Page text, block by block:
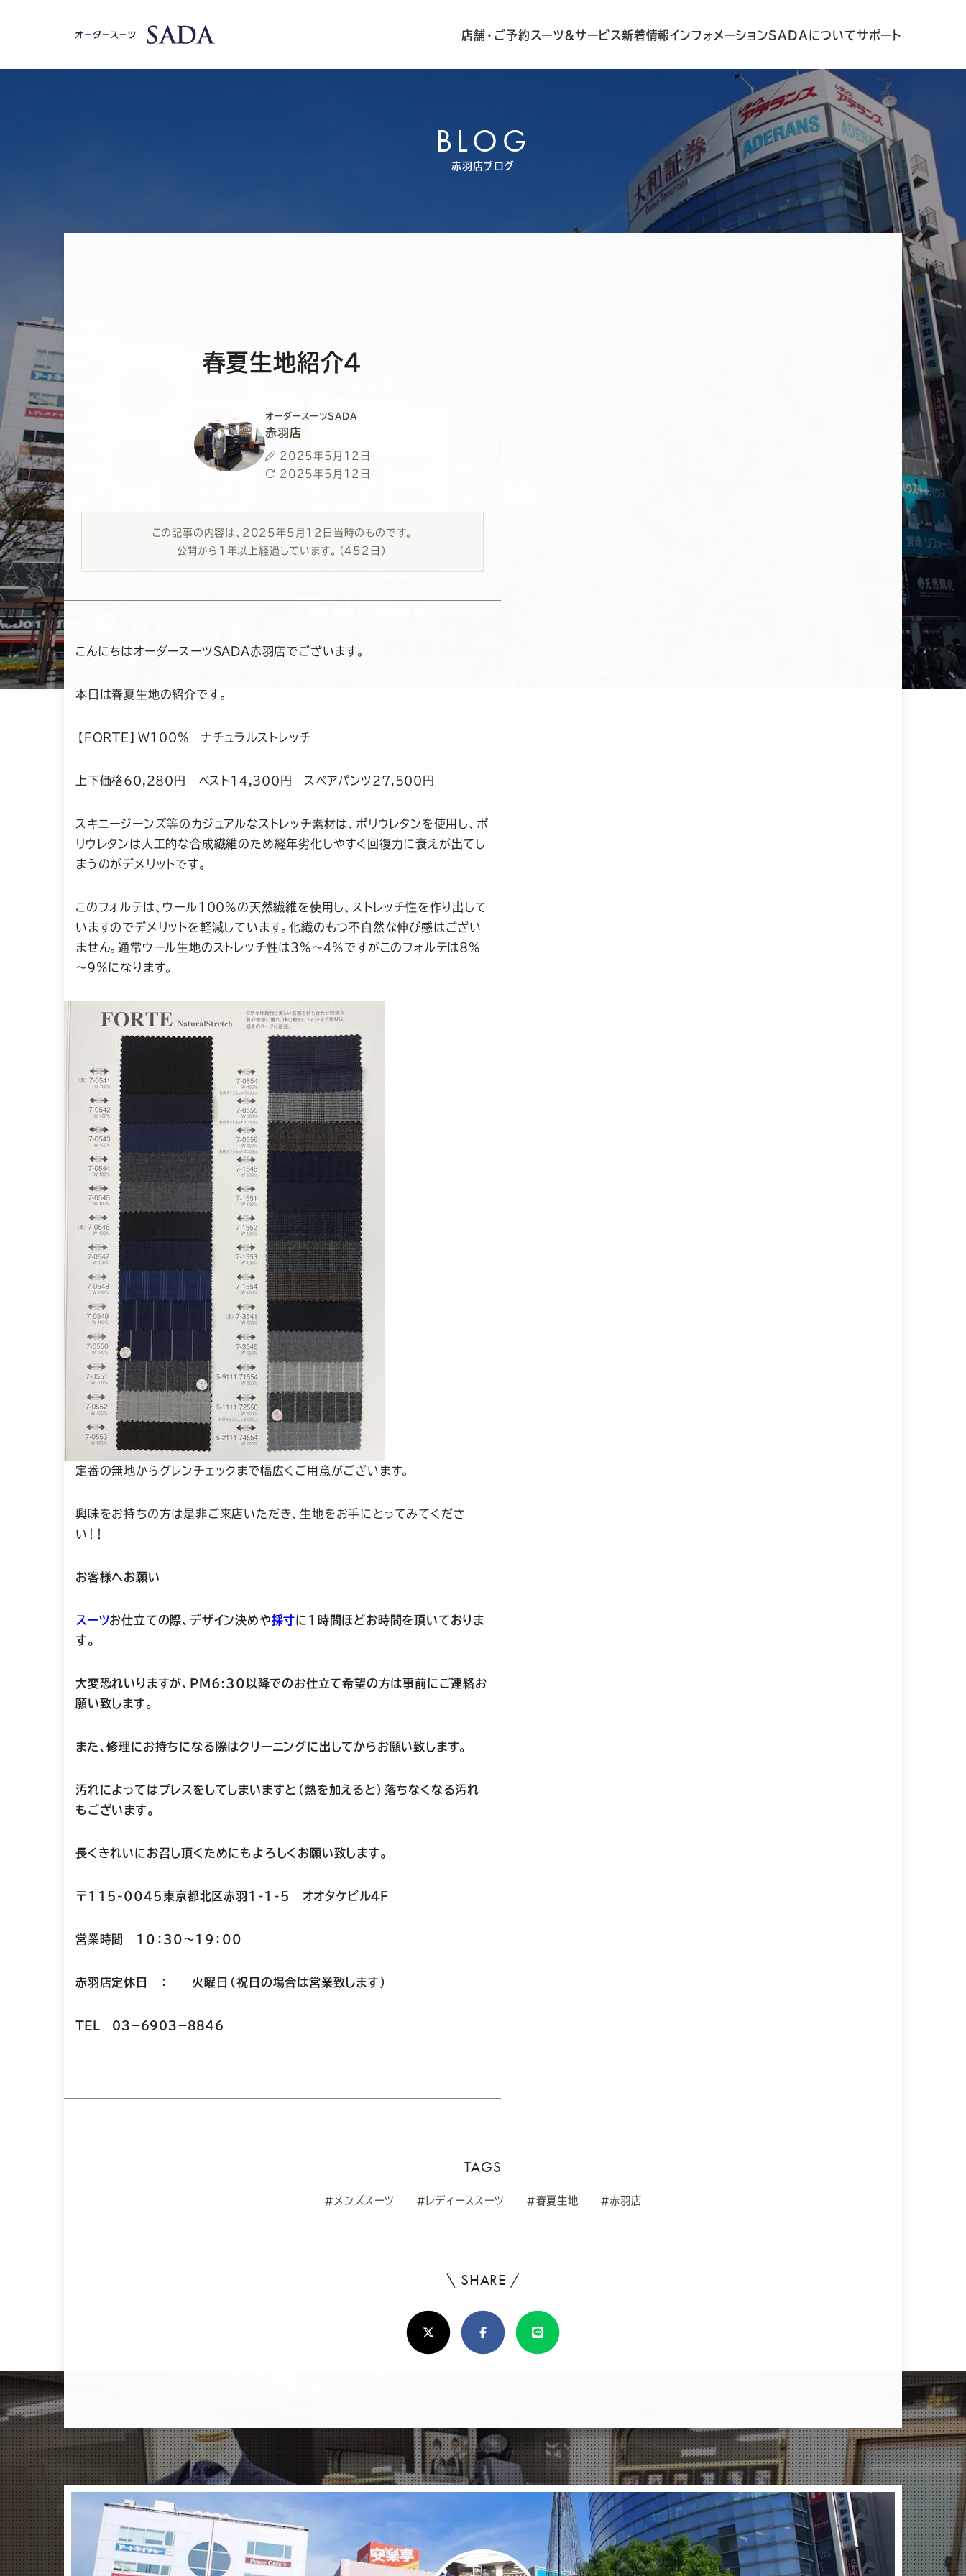
店舗・ご予約 スーツ&サービス新着情報インフォメーションSADAについてサポート
BLOG
赤羽店ブログ
春夏生地紹介4
オーダースーツSADA
赤羽店
投
稿
2025年5月12日
最
更
新
日
2025年5月12日
この記事の内容は、 2025年5月12日当時のものです。
公開から1年以上経過しています。
（452日）
こんにちはオーダースーツSADA赤羽店でございます。
本日は春夏生地の紹介です。
【FORTE】W100％ ナチュラルストレッチ
上下価格60,280円 ベスト14,300円 スペアパンツ27,500円
スキニージーンズ等のカジュアルなストレッチ素材は、ポリウレタンを使用し、ポ
リウレタンは人工的な合成繊維のため経年劣化しやすく回復力に衰えが出てし
まうのがデメリットです。
このフォルテは、ウール100%の天然繊維を使用し、ストレッチ性を作り出して
いますのでデメリットを軽減しています。化繊のもつ不自然な伸び感はござい
ません。通常ウール生地のストレッチ性は3%～4%ですがこのフォルテは8%
～9%になります。
定番の無地からグレンチェックまで幅広くご用意がございます。
興味をお持ちの方は是非ご来店いただき、生地をお手にとってみてくださ
い！！
お客様へお願い
スーツお仕立ての際、デザイン決めや採寸に 1
時間ほどお時間を頂いておりま
す。
大変恐れいりますが、 PM6:30以降でのお仕立て希望の方は事前にご連絡お
願い致します。
また、修理にお持ちになる際はクリーニングに出してからお願い致します。
汚れによってはプレスをしてしまいますと（熱を加えると）落ちなくなる汚れ
もございます。
長くきれいにお召し頂くためにもよろしくお願い致します。
〒115-0045東京都北区赤羽1-1-5 オオタケビル４F
営業時間 10：30～19：00
赤羽店定休日 ： 火曜日（祝日の場合は営業致します）
ＴＥＬ ０３－６９０３－８８４６
TAGS
#メンズスーツ #レディーススーツ #春夏生地 #赤羽店
\ SHARE /
ろ
し
け
シ
ェ
ア
し
X(Twitter)FacebookLine